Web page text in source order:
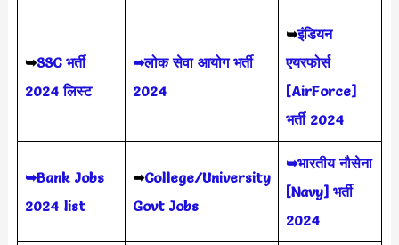
➥SSC भर्ती
2024 लिस्ट
➥लोक सेवा आयोग भर्ती
2024
➥इंडियन
एयरफोर्स
[AirForce]
भर्ती 2024
➥Bank Jobs
2024 list
➥College/University
Govt Jobs
➥भारतीय नौसेना
[Navy] भर्ती
2024